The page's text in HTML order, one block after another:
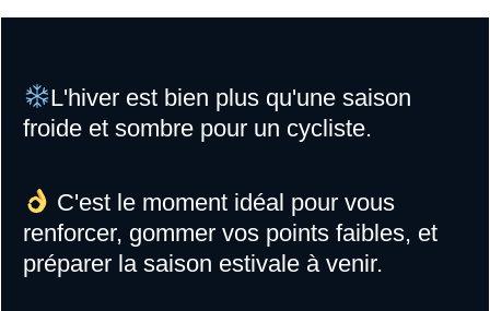
L'hiver est bien plus qu'une saison
froide et sombre pour un cycliste.
C'est le moment idéal pour vous
renforcer, gommer vos points faibles, et
préparer la saison estivale à venir.